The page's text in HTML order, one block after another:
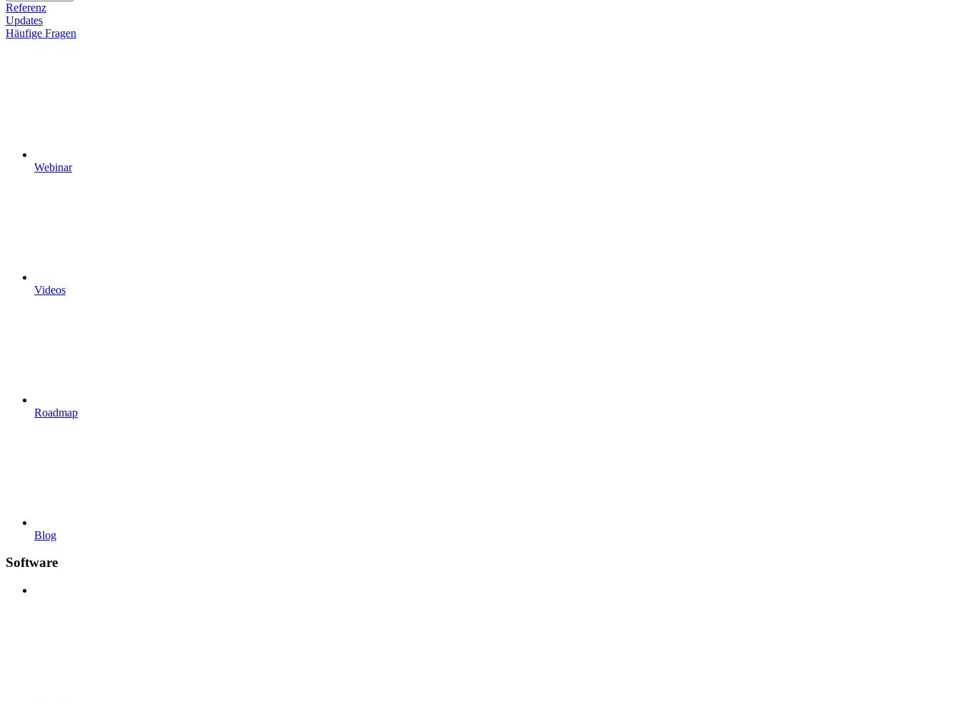
Referenz
Updates
Häufige Fragen
Webinar
Videos
Roadmap
Blog
Software